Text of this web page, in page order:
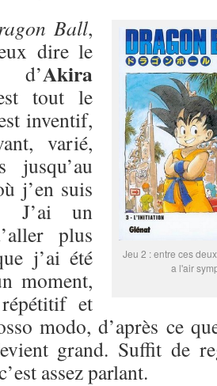
Jeu 2 : entre ces
a l'air
Ball,
dire le
Akira
tout le
inventif,
varié,
jusqu’au
j’en suis
J’ai un
plus
j’ai été
moment,
et
modo, d’après ce
grand. Suffit de
assez parlant.